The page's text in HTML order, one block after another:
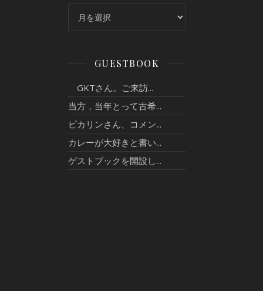
GUESTBOOK
GKTさん。ご来訪...
当方，当年とって古希...
ピカリンさん、コメン...
カレーが大好きと書い...
ゲストブックを開設し...